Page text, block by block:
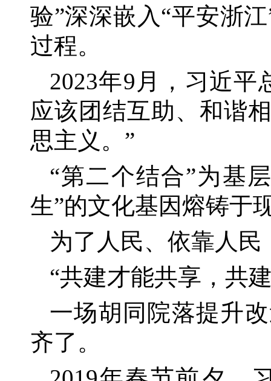
验”深深嵌入“平安浙
过程。
2023年9月，习近
应该团结互助、和谐
思主义。”
“第二个结合”为基
生”的文化基因熔铸于
为了人民、依靠人
“共建才能共享，共
一场胡同院落提升
齐了。